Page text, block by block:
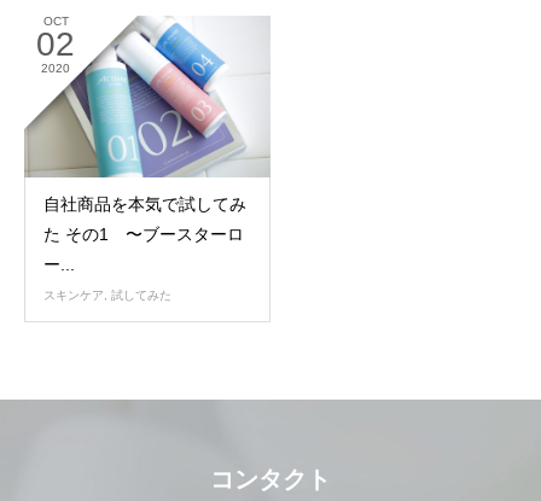
OCT
02
2020
自社商品を本気で試してみ
た その1 〜ブースターロ
ー...
スキンケア 試してみた
コンタクト